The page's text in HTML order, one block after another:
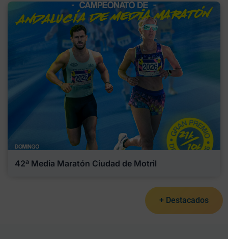
42ª Media Maratón Ciudad de Motril
+ Destacados